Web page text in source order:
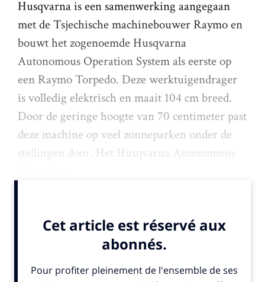
Husqvarna is een samenwerking aangegaan
met de Tsjechische machinebouwer Raymo en
bouwt het zogenoemde Husqvarna
Autonomous Operation System als eerste op
een Raymo Torpedo. Deze werktuigendrager
is volledig elektrisch en maait 104 cm breed.
Door de geringe hoogte van 70 centimeter past
deze machine op veel zonneparken onder de
stellingen door. Het Husqvarna Autonomous